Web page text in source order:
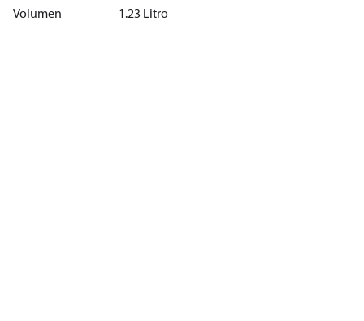
Volumen 1.23 Litro